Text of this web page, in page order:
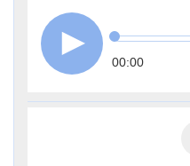
00:00